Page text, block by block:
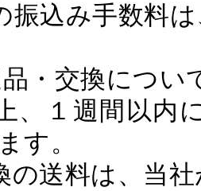
振込み手数料
・交換につい
、１週間以
す。
の送料は、当